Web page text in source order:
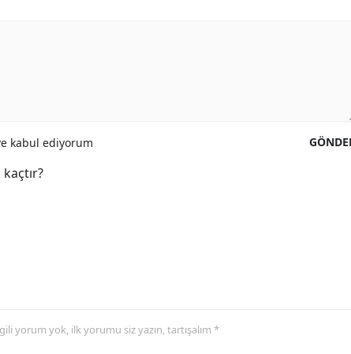
kabul ediyorum
yorum yok, ilk yorumu siz yazın, tartışalım *